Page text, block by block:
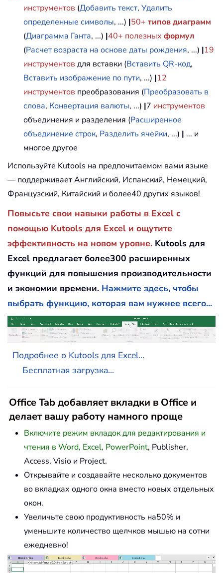
инструментов (Добавить текст, Удалить
определенные символы, ...) |50+ типов диаграмм
(Диаграмма Ганта, ...) |40+ полезных формул
(Расчет возраста на основе даты рождения, ...) |19
инструментов для вставки (Вставить QR-код,
Вставить изображение по пути, ...) |12
инструментов преобразования (Преобразовать в
слова, Конвертация валюты, ...) |7 инструментов
объединения и разделения (Расширенное
объединение строк, Разделить ячейки, ...) | ... и
многое другое
Используйте Kutools на предпочитаемом вами языке
— поддерживает Английский, Испанский, Немецкий,
Французский, Китайский и более40 других языков!
Повысьте свои навыки работы в Excel с
помощью Kutools для Excel и ощутите
эффективность на новом уровне. Kutools для
Excel предлагает более300 расширенных
функций для повышения производительности
и экономии времени. Нажмите здесь, чтобы
выбрать функцию, которая вам нужнее всего...
Подробнее о Kutools для Excel...
Бесплатная загрузка...
Office Tab добавляет вкладки в Office и
делает вашу работу намного проще
Включите режим вкладок для редактирования и
чтения в Word, Excel, PowerPoint, Publisher,
Access, Visio и Project.
Открывайте и создавайте несколько документов
во вкладках одного окна вместо новых отдельных
окон.
Увеличьте свою продуктивность на50% и
уменьшите количество щелчков мышью на сотни
ежедневно!